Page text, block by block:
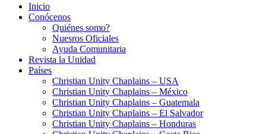
Inicio
Conócenos
Quiénes somo?
Nuesros Oficiales
Ayuda Comunitaria
Revista la Unidad
Países
Christian Unity Chaplains – USA
Christian Unity Chaplains – México
Christian Unity Chaplains – Guatemala
Christian Unity Chaplains – El Salvador
Christian Unity Chaplains – Honduras